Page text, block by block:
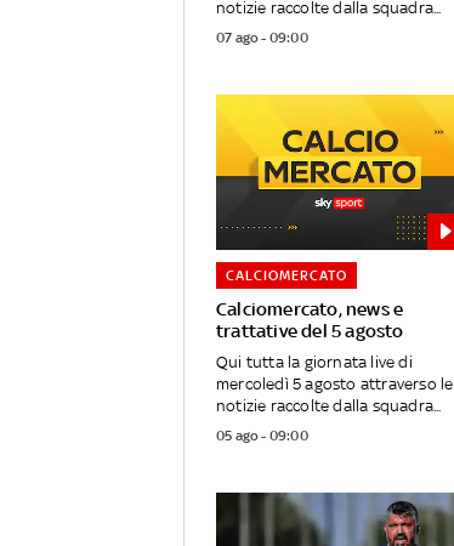
notizie raccolte dalla squadra...
07 ago - 09:00
Calciomercato, news e
trattative del 5 agosto
CALCIOMERCATO
Qui tutta la giornata live di
mercoledì 5 agosto attraverso le
notizie raccolte dalla squadra...
05 ago - 09:00